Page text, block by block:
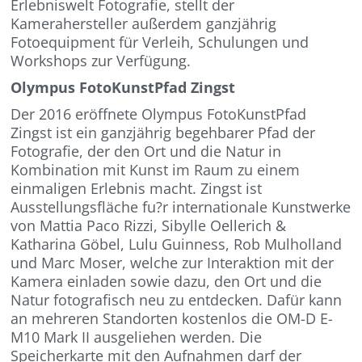
Erlebniswelt Fotografie, stellt der
Kamerahersteller außerdem ganzjährig
Fotoequipment für Verleih, Schulungen und
Workshops zur Verfügung.
Olympus FotoKunstPfad Zingst
Der 2016 eröffnete Olympus FotoKunstPfad
Zingst ist ein ganzjährig begehbarer Pfad der
Fotografie, der den Ort und die Natur in
Kombination mit Kunst im Raum zu einem
einmaligen Erlebnis macht. Zingst ist
Ausstellungsfläche fu?r internationale Kunstwerke
von Mattia Paco Rizzi, Sibylle Oellerich &
Katharina Göbel, Lulu Guinness, Rob Mulholland
und Marc Moser, welche zur Interaktion mit der
Kamera einladen sowie dazu, den Ort und die
Natur fotografisch neu zu entdecken. Dafür kann
an mehreren Standorten kostenlos die OM-D E-
M10 Mark II ausgeliehen werden. Die
Speicherkarte mit den Aufnahmen darf der